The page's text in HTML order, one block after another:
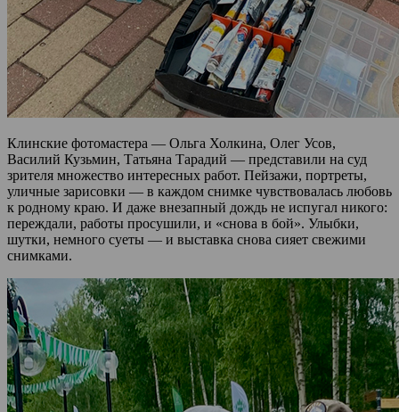
Клинские фотомастера — Ольга Холкина, Олег Усов,
Василий Кузьмин, Татьяна Тарадий — представили на суд
зрителя множество интересных работ. Пейзажи, портреты,
уличные зарисовки — в каждом снимке чувствовалась любовь
к родному краю. И даже внезапный дождь не испугал никого:
переждали, работы просушили, и «снова в бой». Улыбки,
шутки, немного суеты — и выставка снова сияет свежими
снимками.